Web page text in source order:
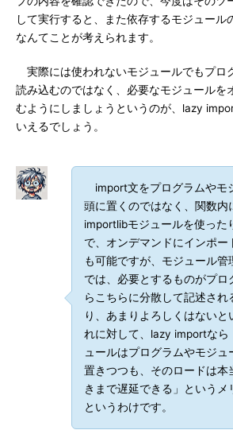
して実行すると、また依存するモジュール
なんてことが考えられます。
実際には使われないモジュールでもプロ
読み込むのではなく、必要なモジュールを
むようにしましょうというのが、lazy
いえるでしょう。
import文をプログラムやモ
頭に置くのではなく、関数内
importlibモジュールを使った
で、オンデマンドにインポー
も可能ですが、モジュール管
では、必要とするものがプロ
らこちらに分散して記述され
り、あまりよろしくはないと
れに対して、lazy importなら
ュールはプログラムやモジュ
置きつつも、そのロードは本
きまで遅延できる」というメ
というわけです。